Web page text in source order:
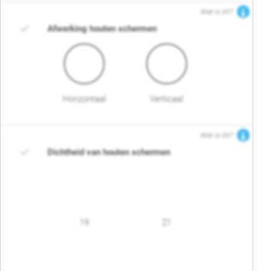
Wat is dit?
Afwerking houten schermen
Horizontaal Verticaal
Wat is dit?
Dichtheid van houten schermen
19